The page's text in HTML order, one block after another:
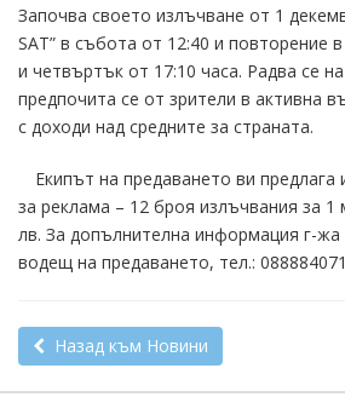
Започва своето излъчване от 1
SAT” в събота от 12:40 и повторение
и четвъртък от 17:10 часа. Радва се
предпочита се от зрители в активна
с доходи над средните за страната.
Екипът на предаването ви предлага
за реклама – 12 броя излъчвания за 1
лв. За допълнителна информация г-жа
водещ на предаването, тел.:
Назад към Новини